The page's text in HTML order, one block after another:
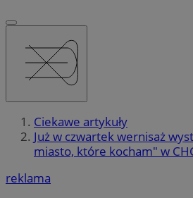
Ciekawe artykuły
Już w czwartek wernisaż
miasto, które kocham" w
reklama